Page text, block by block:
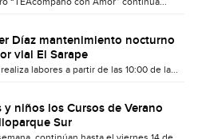
Díaz mantenimiento nocturno
vial El Sarape
labores a partir de las 10:00 de la...
niños los Cursos de Verano
Sur